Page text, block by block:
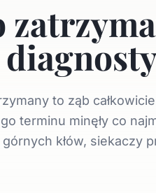
to ząb
terminu minęły co
górnych kłów, siekaczy